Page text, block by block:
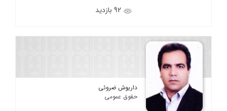
92 بازدید
داریوش ضروئی
حقوق عمومی